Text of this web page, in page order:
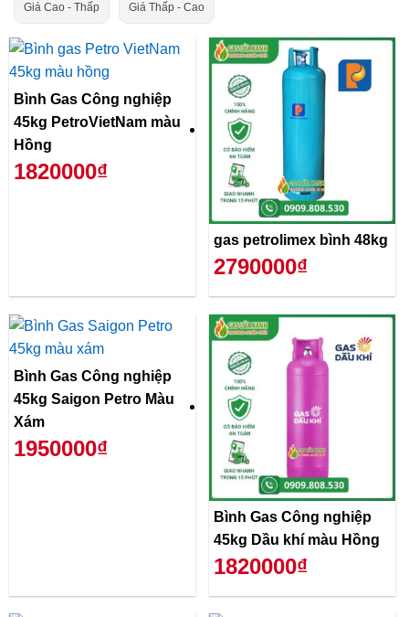
Giá Cao - Thấp Giá Thấp - Cao
Bình Gas Công nghiệp
45kg PetroVietNam màu
Hồng
1820000₫
gas petrolimex bình 48kg
2790000₫
Bình Gas Công nghiệp
45kg Saigon Petro Màu
Xám
1950000₫
Bình Gas Công nghiệp
45kg Dầu khí màu Hồng
1820000₫